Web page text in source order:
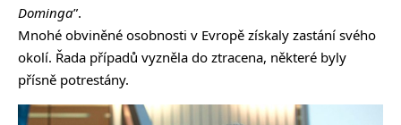
Dominga”.
Mnohé obviněné osobnosti v Evropě získaly zastání svého
okolí. Řada případů vyzněla do ztracena, některé byly
přísně potrestány.